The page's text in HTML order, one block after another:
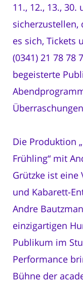
11., 12., 13., 30.
es sich, Tickets
(0341) 21 78 78
begeisterte
Die Produktion
Frühling“ mit
Grützke ist eine
und Kabarett-
Andre
einzigartigen
Publikum im
Performance
Bühne der